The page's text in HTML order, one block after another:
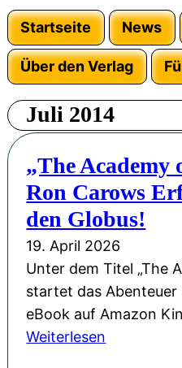
Startseite News
Über den Verlag
Juli 2014
„The Academy
Ron Carows
den Globus!
19. April 2026
Unter dem Titel „The
startet das
eBook auf Amazon
Weiterlesen